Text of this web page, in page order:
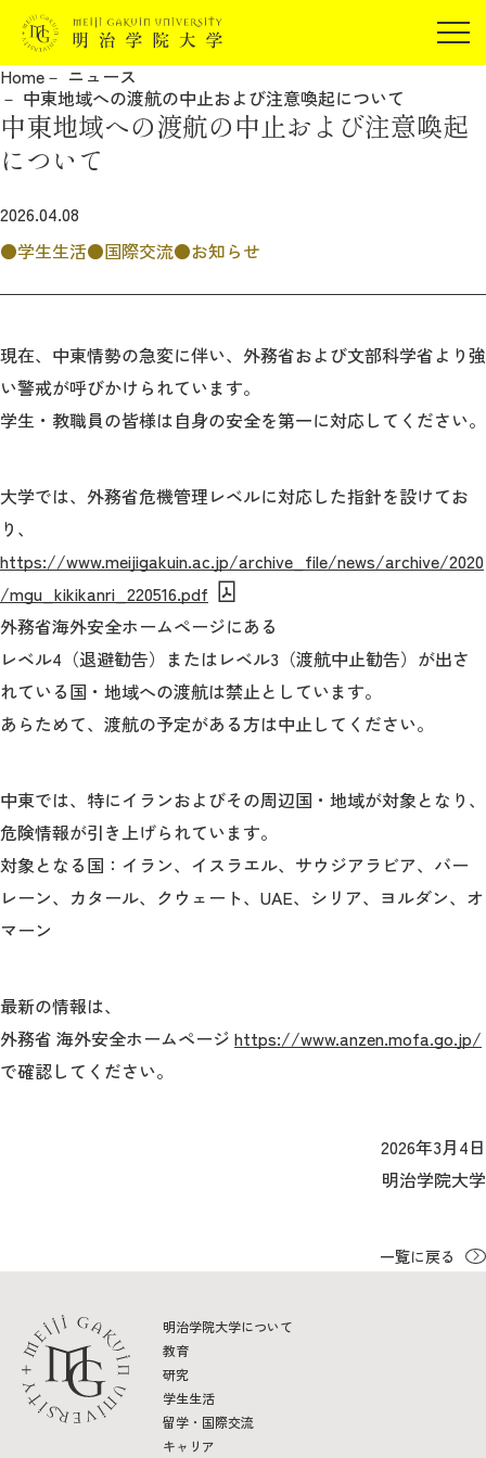
在学生の方
卒業生の方
地域・一般の方
受験生の方
卒業生の方
保証人の方
報道関係の方
教育
学生生活
留学・国際交流
キャリア
生涯学習・社会連携
2026年9月入学者向け 新入生サイト
お問合わせ
Home
ニュース
中東地域への渡航の中止および注意喚起について
中東地域への渡航の中止および注意喚起
について
2026.04.08
学生生活
国際交流 お知らせ
現在、中東情勢の急変に伴い、外務省および文部科学省より強
い警戒が呼びかけられています。
学生・教職員の皆様は自身の安全を第一に対応してください。
大学では、外務省危機管理レベルに対応した指針を設けてお
り、
https://www.meijigakuin.ac.jp/archive_file/news/archive/2020
/mgu_kikikanri_220516.pdf
外務省海外安全ホームページにある
レベル4（退避勧告）またはレベル3（渡航中止勧告）が出さ
れている国・地域への渡航は禁止としています。
あらためて、渡航の予定がある方は中止してください。
中東では、特にイランおよびその周辺国・地域が対象となり、
危険情報が引き上げられています。
対象となる国：イラン、イスラエル、サウジアラビア、バー
レーン、カタール、クウェート、UAE、シリア、ヨルダン、オ
マーン
最新の情報は、
外務省 海外安全ホームページ https://www.anzen.mofa.go.jp/
で確認してください。
2026年3月4日
明治学院大学
一覧に戻る
明治学院大学について
教育
研究
学生生活
留学・国際交流
キャリア